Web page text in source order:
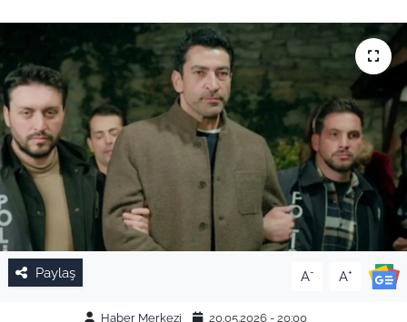
Paylaş A- A+
Haber Merkezi 20.05.2026 - 20:00